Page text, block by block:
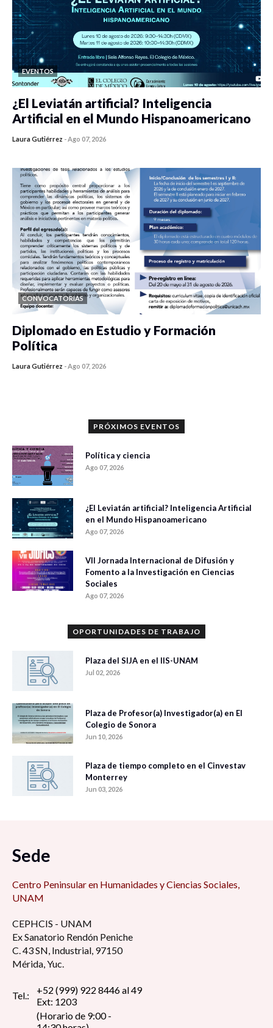
EVENTOS
¿El Leviatán artificial? Inteligencia
Artificial en el Mundo Hispanoamericano
Laura Gutiérrez -Ago 07, 2026
CONVOCATORIAS
Diplomado en Estudio y Formación
Política
Laura Gutiérrez -Ago 07, 2026
PRÓXIMOS EVENTOS
Política y ciencia
Ago 07, 2026
¿El Leviatán artificial? Inteligencia Artificial
en el Mundo Hispanoamericano
Ago 07, 2026
VII Jornada Internacional de Difusión y
Fomento a la Investigación en Ciencias
Sociales
Ago 07, 2026
OPORTUNIDADES DE TRABAJO
Plaza del SIJA en el IIS-UNAM
Jul 02, 2026
Plaza de Profesor(a) Investigador(a) en El
Colegio de Sonora
Jun 10, 2026
Plaza de tiempo completo en el Cinvestav
Monterrey
Jun 03, 2026
Sede
Centro Peninsular en Humanidades y Ciencias Sociales,
UNAM
CEPHCIS - UNAM
Ex Sanatorio Rendón Peniche
C. 43 SN, Industrial, 97150
Mérida, Yuc.
Tel.:
+52 (999) 922 8446 al 49
Ext: 1203
(Horario de 9:00 -